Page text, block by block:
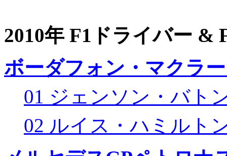
2010年 F1ドライバー &
ボーダフォン・マクラ
01 ジェンソン・バト
02 ルイス・ハミルト